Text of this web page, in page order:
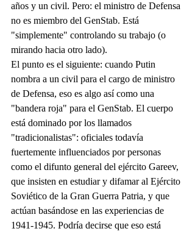
años y un civil. Pero: el ministro de Defensa
no es miembro del GenStab. Está
"simplemente" controlando su trabajo (o
mirando hacia otro lado).
El punto es el siguiente: cuando Putin
nombra a un civil para el cargo de ministro
de Defensa, eso es algo así como una
"bandera roja" para el GenStab. El cuerpo
está dominado por los llamados
"tradicionalistas": oficiales todavía
fuertemente influenciados por personas
como el difunto general del ejército Gareev,
que insisten en estudiar y difamar al Ejército
Soviético de la Gran Guerra Patria, y que
actúan basándose en las experiencias de
1941-1945. Podría decirse que eso está